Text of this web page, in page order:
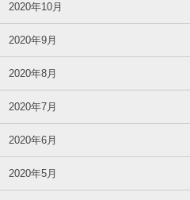
2020年10月
2020年9月
2020年8月
2020年7月
2020年6月
2020年5月